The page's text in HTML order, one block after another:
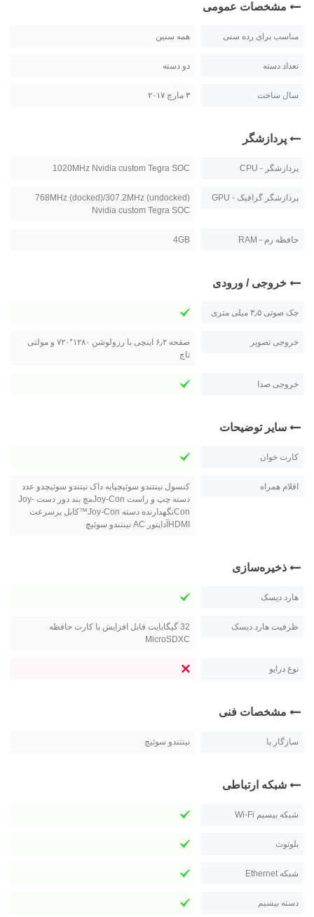
مشخصات عمومی
مناسب برای رده سنی همه سنین
تعداد دسته دو دسته
سال ساخت ۳ مارچ ۲۰۱۷
پردازشگر
پردازشگر - CPU 1020MHz Nvidia custom Tegra SOC
پردازشگر گرافیک - GPU
768MHz (docked)/307.2MHz (undocked)
Nvidia custom Tegra SOC
حافظه رم - RAM 4GB
خروجی / ورودی
جک صوتی ۳٫۵ میلی متری
خروجی تصویر
صفحه ۶٫۲ اینچی با رزولوشن ۱۲۸۰*۷۲۰ و مولتی
تاچ
خروجی صدا
سایر توضیحات
کارت خوان
اقلام همراه
کنسول نینتندو سوئیچپایه داک نیتندو سوئیچدو عدد
دسته چپ و راست Joy-Conمچ بند دور دست Joy-
Conنگهدارنده دسته Joy‑Con™کابل پرسرعت
HDMIآداپتور AC نینتندو سوئیچ
ذخیره‌سازی
هارد دیسک
ظرفیت هارد دیسک
32 گیگابایت قابل افزایش با کارت حافظه
MicroSDXC
نوع درایو
مشخصات فنی
سازگار با نینتندو سوئیچ
شبکه ارتباطی
شبکه بیسیم Wi-Fi
بلوتوث
شبکه Ethernet
دسته بیسیم